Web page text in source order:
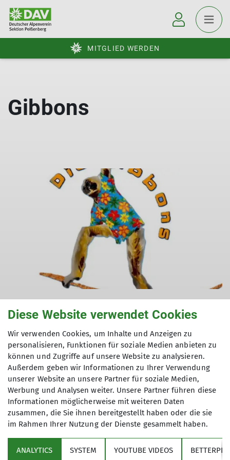
MITGLIED WERDEN
Gibbons
Details Gibbons
Diese Website verwendet Cookies
Wir verwenden Cookies, um Inhalte und Anzeigen zu
personalisieren, Funktionen für soziale Medien anbieten zu
können und Zugriffe auf unsere Website zu analysieren.
Außerdem geben wir Informationen zu Ihrer Verwendung
unserer Website an unsere Partner für soziale Medien,
Werbung und Analysen weiter. Unsere Partner führen diese
Informationen möglicherweise mit weiteren Daten
zusammen, die Sie ihnen bereitgestellt haben oder die sie
im Rahmen Ihrer Nutzung der Dienste gesammelt haben.
ANALYTICS SYSTEM YOUTUBE VIDEOS